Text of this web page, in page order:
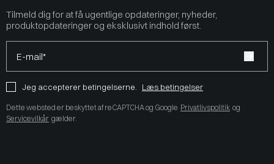
Tilmeld dig for at få ugentlige opdateringer, nyheder,
produktopdateringer og eksklusivt indhold først.
E-mail*
Jeg accepterer betingelserne. Læs betingelser
Dette websted er beskyttet af reCAPTCHA og Google Privatlivspolitik og
Servicevilkår gælder.